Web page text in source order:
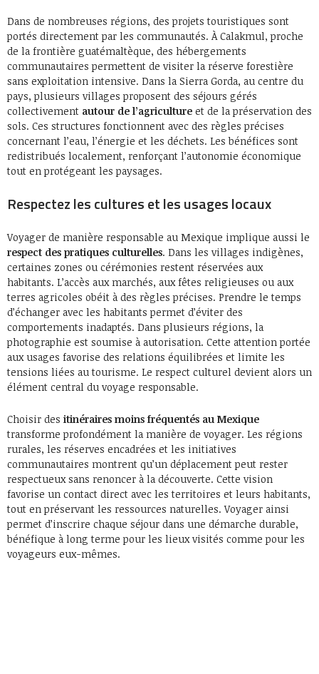
Dans de nombreuses régions, des projets touristiques sont
portés directement par les communautés. À Calakmul, proche
de la frontière guatémaltèque, des hébergements
communautaires permettent de visiter la réserve forestière
sans exploitation intensive. Dans la Sierra Gorda, au centre du
pays, plusieurs villages proposent des séjours gérés
collectivement autour de l’agriculture et de la préservation des
sols. Ces structures fonctionnent avec des règles précises
concernant l’eau, l’énergie et les déchets. Les bénéfices sont
redistribués localement, renforçant l’autonomie économique
tout en protégeant les paysages.
Respectez les cultures et les usages locaux
Voyager de manière responsable au Mexique implique aussi le
respect des pratiques culturelles. Dans les villages indigènes,
certaines zones ou cérémonies restent réservées aux
habitants. L’accès aux marchés, aux fêtes religieuses ou aux
terres agricoles obéit à des règles précises. Prendre le temps
d’échanger avec les habitants permet d’éviter des
comportements inadaptés. Dans plusieurs régions, la
photographie est soumise à autorisation. Cette attention portée
aux usages favorise des relations équilibrées et limite les
tensions liées au tourisme. Le respect culturel devient alors un
élément central du voyage responsable.
Choisir des itinéraires moins fréquentés au Mexique
transforme profondément la manière de voyager. Les régions
rurales, les réserves encadrées et les initiatives
communautaires montrent qu’un déplacement peut rester
respectueux sans renoncer à la découverte. Cette vision
favorise un contact direct avec les territoires et leurs habitants,
tout en préservant les ressources naturelles. Voyager ainsi
permet d’inscrire chaque séjour dans une démarche durable,
bénéfique à long terme pour les lieux visités comme pour les
voyageurs eux-mêmes.